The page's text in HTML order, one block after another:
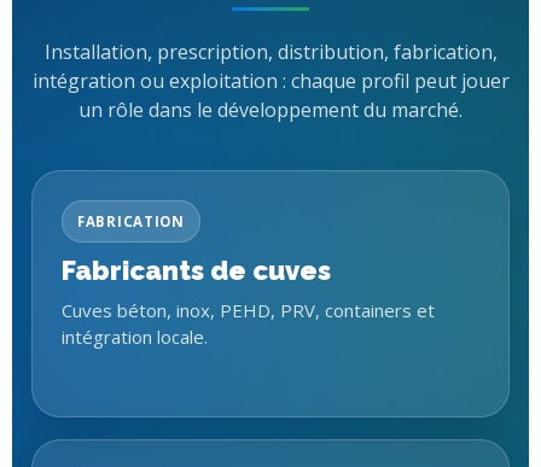
Installation, prescription, distribution, fabrication,
intégration ou exploitation : chaque profil peut jouer
un rôle dans le développement du marché.
FABRICATION
Fabricants de cuves
Cuves béton, inox, PEHD, PRV, containers et
intégration locale.